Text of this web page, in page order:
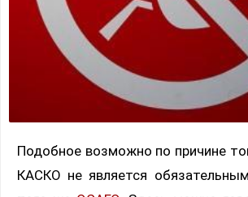
Подобное возможно по причине
КАСКО не является